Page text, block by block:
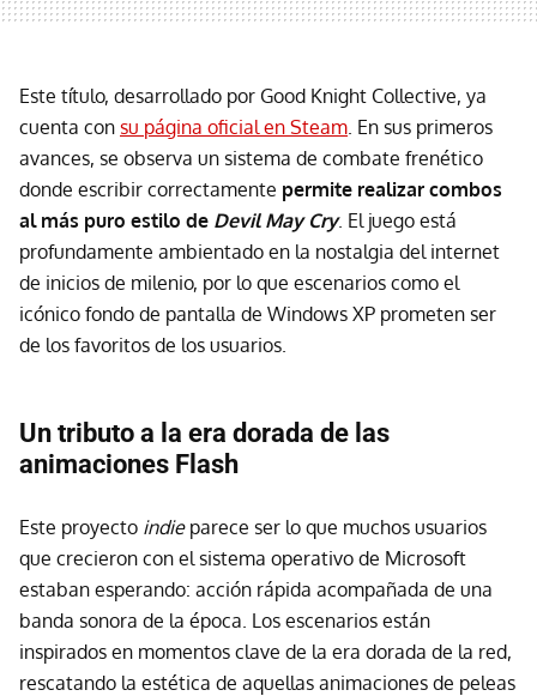
Este título, desarrollado por Good Knight Collective, ya
cuenta con su página oficial en Steam. En sus primeros
avances, se observa un sistema de combate frenético
donde escribir correctamente permite realizar combos
al más puro estilo de Devil May Cry. El juego está
profundamente ambientado en la nostalgia del internet
de inicios de milenio, por lo que escenarios como el
icónico fondo de pantalla de Windows XP prometen ser
de los favoritos de los usuarios.
Un tributo a la era dorada de las
animaciones Flash
Este proyecto indieparece ser lo que muchos usuarios
que crecieron con el sistema operativo de Microsoft
estaban esperando: acción rápida acompañada de una
banda sonora de la época. Los escenarios están
inspirados en momentos clave de la era dorada de la red,
rescatando la estética de aquellas animaciones de peleas